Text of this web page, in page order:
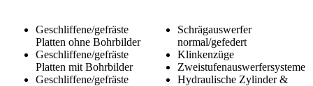
Geschliffene/gefräste
Platten ohne Bohrbilder
Geschliffene/gefräste
Platten mit Bohrbilder
Geschliffene/gefräste
Schrägauswerfer
normal/gefedert
Klinkenzüge
Zweistufenauswerfersysteme
Hydraulische Zylinder &